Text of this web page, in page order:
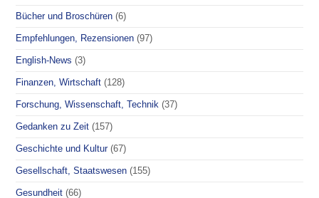
Bücher und Broschüren (6)
Empfehlungen, Rezensionen (97)
English-News (3)
Finanzen, Wirtschaft (128)
Forschung, Wissenschaft, Technik (37)
Gedanken zu Zeit (157)
Geschichte und Kultur (67)
Gesellschaft, Staatswesen (155)
Gesundheit (66)